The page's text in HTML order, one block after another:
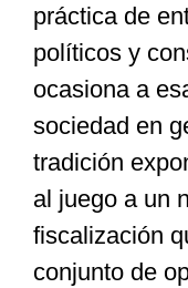
práctica de
políticos y
ocasiona a
sociedad en
tradición
al juego a un
fiscalización
conjunto de